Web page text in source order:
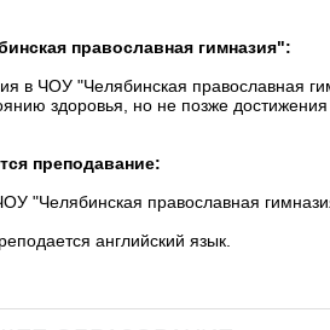
православная гимназия":
в ЧОУ "Челябинская православная
здоровья, но не позже
преподавание:
"Челябинская православная
английский язык.